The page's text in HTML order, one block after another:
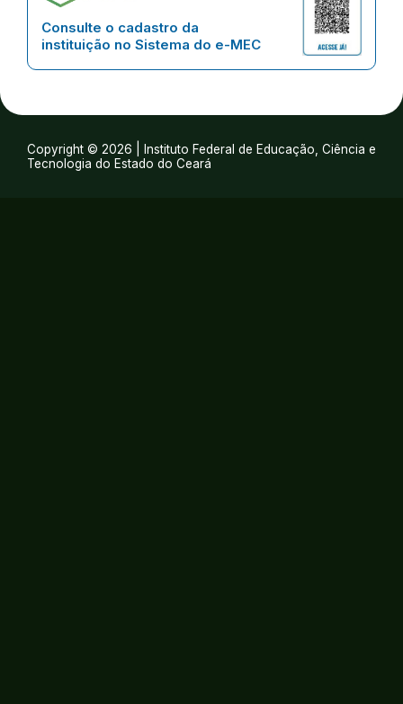
Consulte o cadastro da
instituição no Sistema do e-MEC
Copyright © 2026 | Instituto Federal de Educação, Ciência e
Tecnologia do Estado do Ceará